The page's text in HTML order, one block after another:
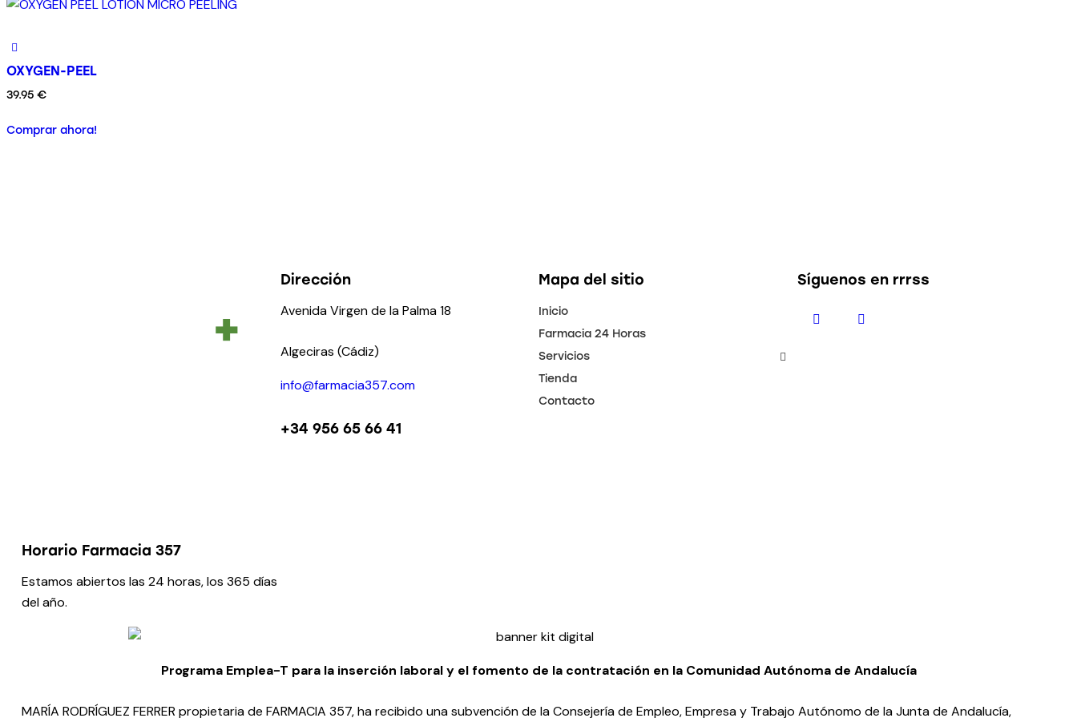
OXYGEN-PEEL
39.95 €
Comprar ahora!
Horario Farmacia 357
Estamos abiertos las 24 horas, los 365 días
del año.
Dirección
Avenida Virgen de la Palma 18
Algeciras (Cádiz)
info@farmacia357.com
+34 956 65 66 41
Mapa del sitio
Inicio
Farmacia 24 Horas
Servicios
Tienda
Contacto
Síguenos en rrrss
Programa Emplea-T para la inserción laboral y el fomento de la contratación en la Comunidad Autónoma de Andalucía
MARÍA RODRÍGUEZ FERRER propietaria de FARMACIA 357, ha recibido una subvención de la Consejería de Empleo, Empresa y Trabajo Autónomo de la Junta de Andalucía,